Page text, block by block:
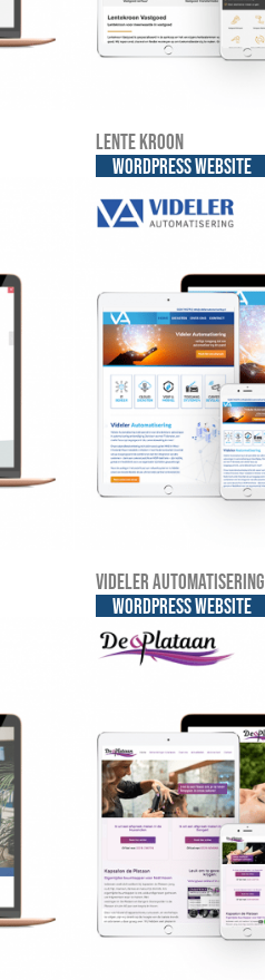
Lente Kroon
WordPress website
Videler automatisering
WordPress website